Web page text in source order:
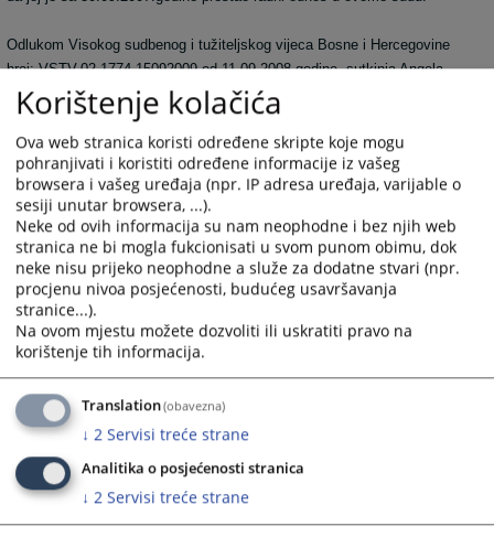
Odlukom Visokog sudbenog i tužiteljskog vijeca Bosne i Hercegovine
broj: VSTV-02-1774-15092009 od 11.09.2008.godine, sutkinja Angela
Petrovic imenovana je za redovitu sutkinju Kantonalnog suda Novi
Travnik, pocev od 15.10.2008.godine.
Odlukom Visokog sudbenog i tužiteljskog vijeca Bosne i Hercegovine
broj: VSTV-02-0605-16032009 od 12.03.2008.godine, Mehmedalija
Huseinovic imenovan je za dodatnog suca Kantonalnog suda Novi
Travnik, pocev od 01.05.2009.godine.
Odlukom Visokog sudbenog i tužiteljskog vijeca Bosne i Hercegovine
broj: 04-02-9564/09 od 17.12.2009.godine, odobreno je povecanje broja
redovitih sudaca u Kantonalnom sudu Novi Travnik sa dosadašnjih
deset (10) za još dva suca, tako da ce sada ukupan broj redovitih
sudaca biti dvanaest (12).
Pravilnik o unutarnjem ustrojstvu i sistematizaciji radnih mjesta
Kantonalnog suda Novi Travnik usuglašen je sa Zakonom o državnoj
službi u Federaciji BiH i Zakonom o namještenicima u tijelima državne
službe u Federaciji BiH, i na isti je data suglasnost od strane Federalne
ministrice pravde. Pravilnikom je omogućen prijem u ovaj sud stručnih
suradnika i ostalog administrativno tehničkog osoblja na određeno
vrijeme i po osnovu ugovora, a radi rješavanja zaostalih predmeta.
Korištenje kolačića
Ova web stranica koristi određene skripte koje mogu
pohranjivati i koristiti određene informacije iz vašeg
browsera i vašeg uređaja (npr. IP adresa uređaja, varijable o
sesiji unutar browsera, ...).
Neke od ovih informacija su nam neophodne i bez njih web
stranica ne bi mogla fukcionisati u svom punom obimu, dok
neke nisu prijeko neophodne a služe za dodatne stvari (npr.
procjenu nivoa posjećenosti, budućeg usavršavanja
stranice...).
Na ovom mjestu možete dozvoliti ili uskratiti pravo na
korištenje tih informacija.
Translation(obavezna)
↓ 2 Servisi treće strane
Analitika o posjećenosti stranica
↓ 2 Servisi treće strane